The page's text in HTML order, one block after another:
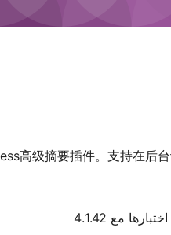
高级摘要插件。支持在后
مع 4.1.42